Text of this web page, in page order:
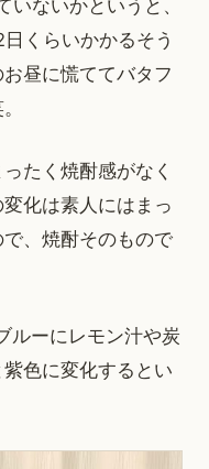
いないかというと、
くらいかかるそう
昼に慌ててバタフ
たく焼酎感がなく
化は素人にはまっ
、焼酎そのもので
ルーにレモン汁や炭
色に変化するとい